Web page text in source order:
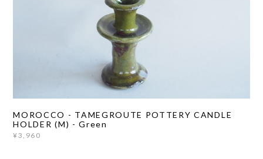
MOROCCO - TAMEGROUTE POTTERY CANDLE
HOLDER (M) - Green
¥3,960